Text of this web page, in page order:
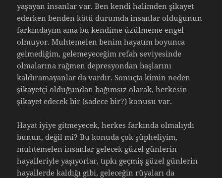
yaşayan insanlar var. Ben kendi halimden şikayet
ederken benden kötü durumda insanlar olduğunun
farkındayım ama bu kendime üzülmeme engel
olmuyor. Muhtemelen benim hayatım boyunca
gelmediğim, gelemeyeceğim refah seviyesinde
olmalarına rağmen depresyondan başlarını
kaldıramayanlar da vardır. Sonuçta kimin neden
şikayetçi olduğundan bağımsız olarak, herkesin
şikayet edecek bir (sadece bir?) konusu var.
Hayat iyiye gitmeyecek, herkes farkında olmalıydı
bunun, değil mi? Bu konuda çok şüpheliyim,
muhtemelen insanlar gelecek güzel günlerin
hayalleriyle yaşıyorlar, tıpkı geçmiş güzel günlerin
hayallerde kaldığı gibi, geleceğin rüyaları da